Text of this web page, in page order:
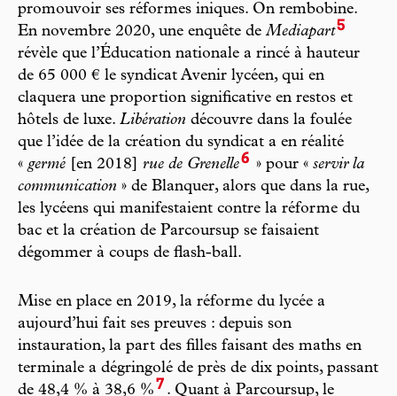
promouvoir ses réformes iniques. On rembobine.
En novembre 2020, une enquête deMediapart5
révèle que l’Éducation nationale a rincé à hauteur
de 65 000 € le syndicat Avenir lycéen, qui en
claquera une proportion significative en restos et
hôtels de luxe. Libération découvre dans la foulée
que l’idée de la création du syndicat a en réalité
« germé [en 2018] rue de Grenelle6 » pour « servir la
communication » de Blanquer, alors que dans la rue,
les lycéens qui manifestaient contre la réforme du
bac et la création de Parcoursup se faisaient
dégommer à coups de flash-ball.
Mise en place en 2019, la réforme du lycée a
aujourd’hui fait ses preuves : depuis son
instauration, la part des filles faisant des maths en
terminale a dégringolé de près de dix points, passant
de 48,4 % à 38,6 %7 . Quant à Parcoursup, le